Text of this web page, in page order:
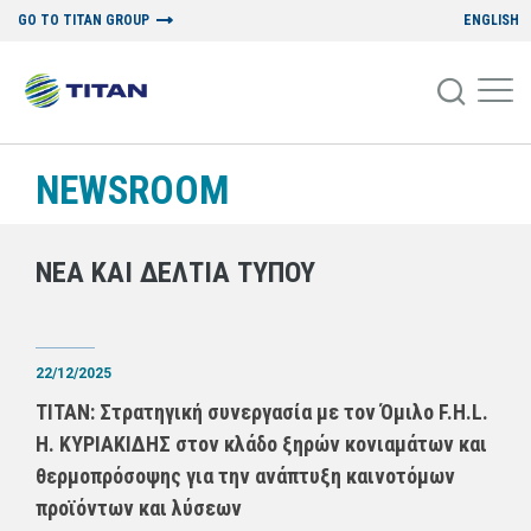
GO TO TITAN GROUP ENGLISH
NEWSROOM
ΝΕΑ ΚΑΙ ΔΕΛΤΙΑ ΤΥΠΟΥ
22/12/2025
ΤΙΤΑΝ: Στρατηγική συνεργασία με τον Όμιλο F.H.L.
Η. ΚΥΡΙΑΚΙΔΗΣ στον κλάδο ξηρών κονιαμάτων και
θερμοπρόσοψης για την ανάπτυξη καινοτόμων
προϊόντων και λύσεων